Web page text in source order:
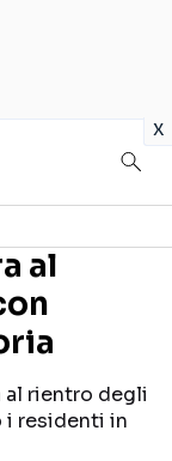
x
al
al rientro degli
i residenti in